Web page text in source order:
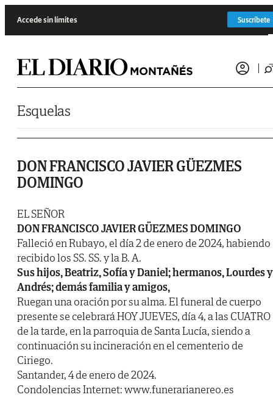
Accede sin límites Suscríbete
Esquelas
DON FRANCISCO JAVIER GÜEZMES
DOMINGO
EL SEÑOR
DON FRANCISCO JAVIER GÜEZMES DOMINGO
Falleció en Rubayo, el día 2 de enero de 2024, habiendo
recibido los SS. SS. y la B. A.
Sus hijos, Beatriz, Sofía y Daniel; hermanos, Lourdes y
Andrés; demás familia y amigos,
Ruegan una oración por su alma. El funeral de cuerpo
presente se celebrará HOY JUEVES, día 4, a las CUATRO
de la tarde, en la parroquia de Santa Lucía, siendo a
continuación su incineración en el cementerio de
Ciriego.
Santander, 4 de enero de 2024.
Condolencias Internet: www.funerarianereo.es